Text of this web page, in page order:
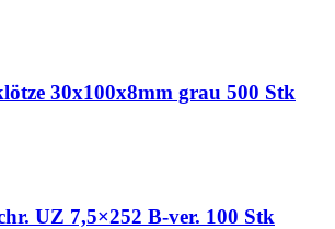
30x100x8mm grau 500 Stk
UZ 7,5×252 B-ver. 100 Stk